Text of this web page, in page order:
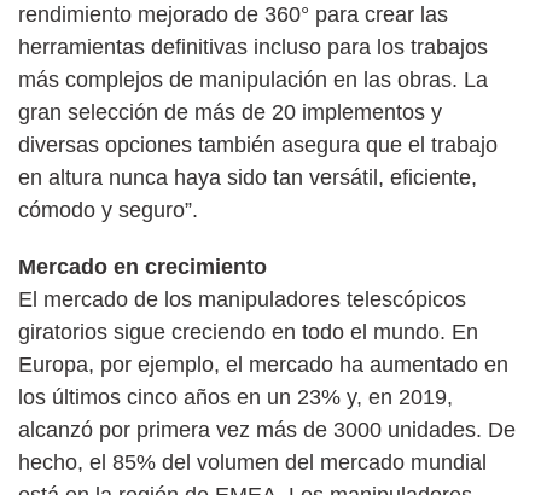
rendimiento mejorado de 360° para crear las
herramientas definitivas incluso para los trabajos
más complejos de manipulación en las obras. La
gran selección de más de 20 implementos y
diversas opciones también asegura que el trabajo
en altura nunca haya sido tan versátil, eficiente,
cómodo y seguro”.
Mercado en crecimiento
El mercado de los manipuladores telescópicos
giratorios sigue creciendo en todo el mundo. En
Europa, por ejemplo, el mercado ha aumentado en
los últimos cinco años en un 23% y, en 2019,
alcanzó por primera vez más de 3000 unidades. De
hecho, el 85% del volumen del mercado mundial